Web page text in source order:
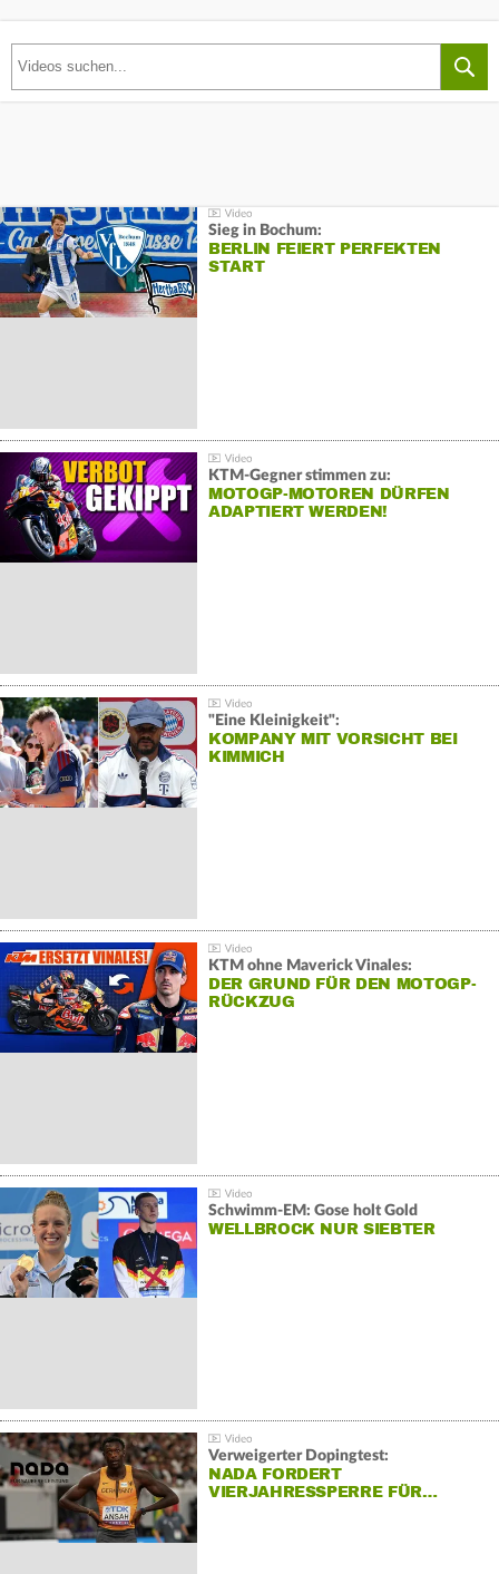
Sieg in Bochum:
BERLIN FEIERT PERFEKTEN
START
KTM-Gegner stimmen zu:
MOTOGP-MOTOREN DÜRFEN
ADAPTIERT WERDEN!
"Eine Kleinigkeit":
KOMPANY MIT VORSICHT BEI
KIMMICH
KTM ohne Maverick Vinales:
DER GRUND FÜR DEN MOTOGP-
RÜCKZUG
Schwimm-EM: Gose holt Gold
WELLBROCK NUR SIEBTER
Verweigerter Dopingtest:
NADA FORDERT
VIERJAHRESSPERRE FÜR…